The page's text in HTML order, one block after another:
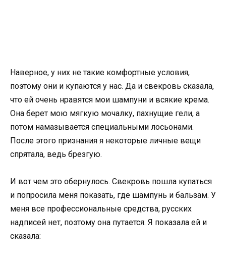
Наверное, у них не такие комфортные условия,
поэтому они и купаются у нас. Да и свекровь сказала,
что ей очень нравятся мои шампуни и всякие крема.
Она берет мою мягкую мочалку, пахнущие гели, а
потом намазывается специальными лосьонами.
После этого признания я некоторые личные вещи
спрятала, ведь брезгую.
И вот чем это обернулось. Свекровь пошла купаться
и попросила меня показать, где шампунь и бальзам. У
меня все профессиональные средства, русских
надписей нет, поэтому она путается. Я показала ей и
сказала: